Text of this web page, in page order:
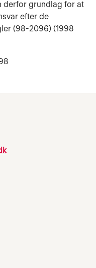
derfor grundlag for at
efter de
(98-2096) (1998